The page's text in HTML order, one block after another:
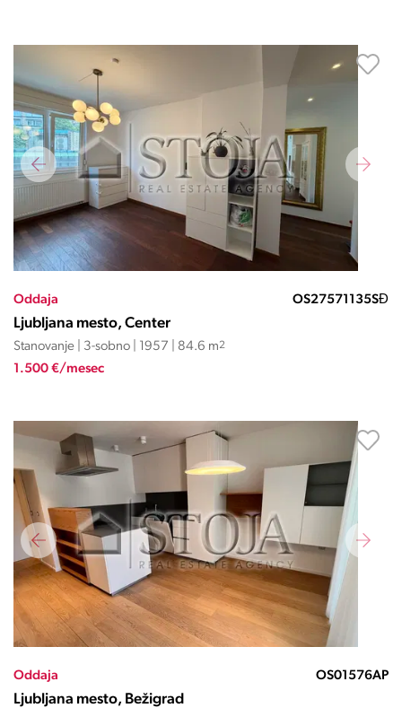
Oddaja OS27571135SĐ
Ljubljana mesto, Center
Stanovanje | 3-sobno | 1957 | 84.6 m2
1.500 €/mesec
Oddaja OS01576AP
Ljubljana mesto, Bežigrad